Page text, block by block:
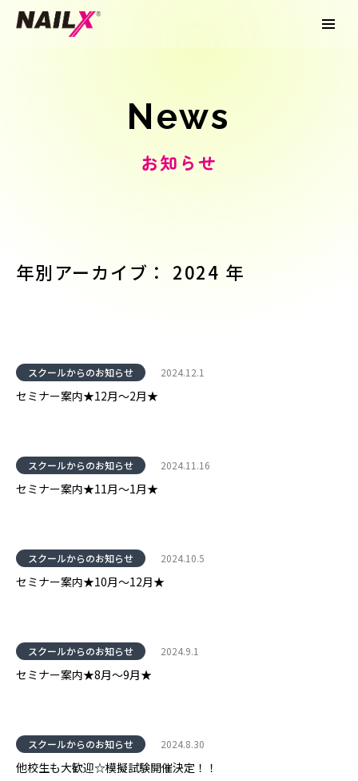
News
お知らせ
年別アーカイブ： 2024 年
スクールからのお知らせ 2024.12.1
セミナー案内★12月～2月★
スクールからのお知らせ 2024.11.16
セミナー案内★11月～1月★
スクールからのお知らせ 2024.10.5
セミナー案内★10月～12月★
スクールからのお知らせ 2024.9.1
セミナー案内★8月～9月★
スクールからのお知らせ 2024.8.30
他校生も大歓迎☆模擬試験開催決定！！